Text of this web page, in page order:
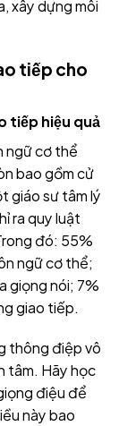
xây dựng môi
tiếp cho
tiếp hiệu quả
bao gồm cử
giáo sư tâm lý
ra quy luật
đó: 55%
ngữ cơ thể;
giọng nói; 7%
giao tiếp.
thông điệp vô
tâm. Hãy học
điệu để
này bao